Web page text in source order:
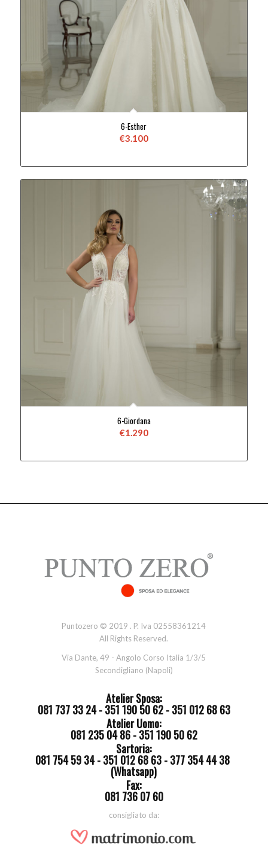
6-Esther
€3.100
6-Giordana
€1.290
Puntozero © 2019 . P. Iva 02558361214
All Rights Reserved.
Via Dante, 49 - Angolo Corso Italia 1/3/5
Secondigliano (Napoli)
Atelier Sposa:
081 737 33 24 - 351 190 50 62 - 351 012 68 63
Atelier Uomo:
081 235 04 86 - 351 190 50 62
Sartoria:
081 754 59 34 - 351 012 68 63 - 377 354 44 38
(Whatsapp)
Fax:
081 736 07 60
consigliato da: